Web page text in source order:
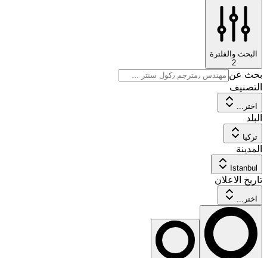
البحث والفلترة
2
بحث عن
التصنيف
اختر...
البلد
تركيا
المدينة
Istanbul
تاريخ الاعلان
اختر...